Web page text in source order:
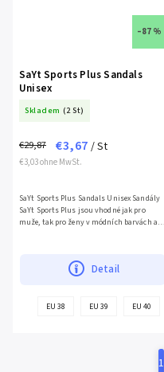
–87 %
SaYt Sports Plus Sandals
Unisex
Skladem (2 St)
€3,03 ohne MwSt.
€29,87 €3,67 / St
Detail
SaYt Sports Plus Sandals Unisex Sandály
SaYt Sports Plus jsou vhodné jak pro
muže, tak pro ženy v módních barvách a
EU 38 EU 39 EU 40
1